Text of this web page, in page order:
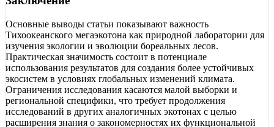
Основные выводы статьи показывают важность
Тихоокеанского мегаэкотона как природной лаборатории для
изучения экологии и эволюции бореальных лесов.
Практическая значимость состоит в потенциале
использования результатов для создания более устойчивых
экосистем в условиях глобальных изменений климата.
Ограничения исследования касаются малой выборки и
региональной специфики, что требует продолжения
исследований в других аналогичных экотонах с целью
расширения знания о закономерностях их функциональной